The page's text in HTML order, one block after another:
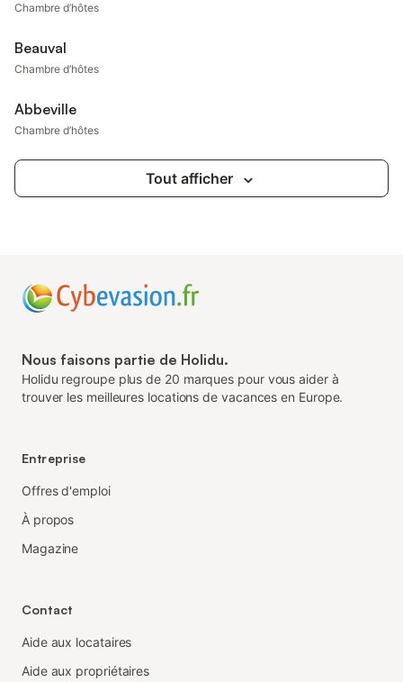
Chambre d’hôtes
Beauval
Chambre d’hôtes
Abbeville
Chambre d’hôtes
Tout afficher
Nous faisons partie de Holidu.
Holidu regroupe plus de 20 marques pour vous aider à
trouver les meilleures locations de vacances en Europe.
Entreprise
Offres d'emploi
À propos
Magazine
Contact
Aide aux locataires
Aide aux propriétaires